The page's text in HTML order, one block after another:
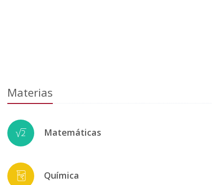
Materias
Matemáticas
Química